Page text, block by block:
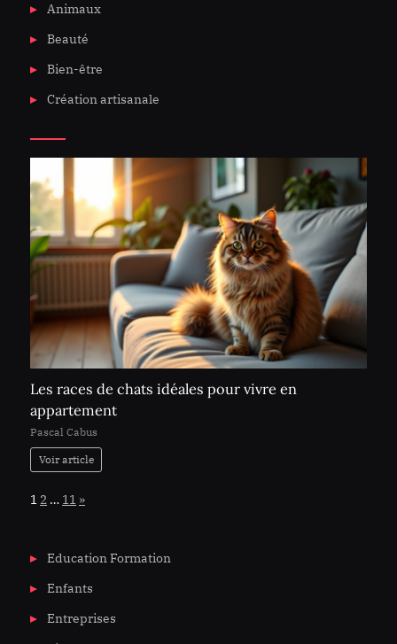
Animaux
Beauté
Bien-être
Création artisanale
Les races de chats idéales pour vivre en
appartement
Pascal Cabus
Voir article
Page:
1 2 … 11 Next
»
Education Formation
Enfants
Entreprises